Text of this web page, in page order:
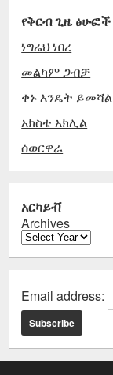
የቅርብ ጊዜ ፅሁፎች
ነግሬህ ነበረ
መልካም ጋብቻ
ቀኑ እንዴት ይመሻል
አክስቴ አክሊል
ሰወርዋራ
አርካይቭ
Archives
Email address: